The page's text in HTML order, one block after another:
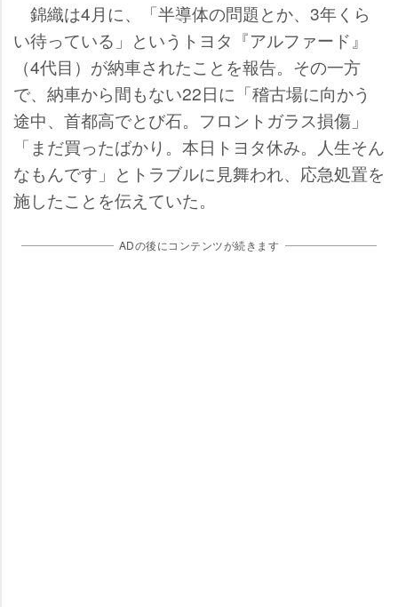
錦織は4月に、「半導体の問題とか、3年くら
い待っている」というトヨタ『アルファード』
（4代目）が納車されたことを報告。その一方
で、納車から間もない22日に「稽古場に向かう
途中、首都高でとび石。フロントガラス損傷」
「まだ買ったばかり。本日トヨタ休み。人生そん
なもんです」とトラブルに見舞われ、応急処置を
施したことを伝えていた。
ADの後にコンテンツが続きます